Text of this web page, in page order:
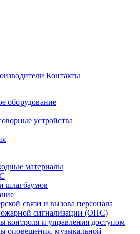
Контакты
оборудование
устройства
материалы
шлагбаумов
связи и вызова персонала
сигнализации (ОПС)
контроля и управления доступом
оповещения, музыкальной